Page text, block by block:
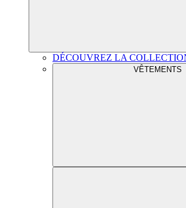
DÉCOUVREZ LA
VÊTEMENTS